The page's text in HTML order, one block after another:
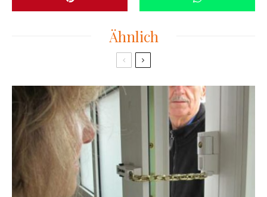
Ähnlich